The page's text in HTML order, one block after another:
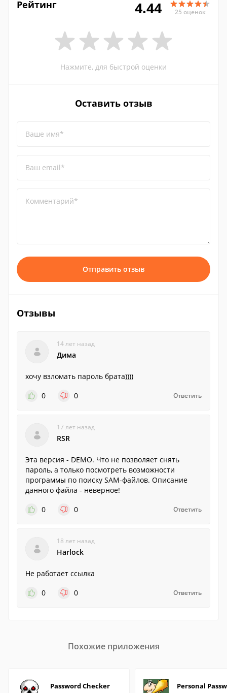
Рейтинг 4.44 25 оценок
Нажмите, для быстрой оценки
Оставить отзыв
Ваше имя*
Ваш email*
Комментарий*
Отправить отзыв
Отзывы
14 лет назад
Дима
хочу взломать пароль брата))))
0
0 Ответить
17 лет назад
RSR
Эта версия - DEMO. Что не позволяет снять
пароль, а только посмотреть возможности
программы по поиску SAM-файлов. Описание
данного файла - неверное!
0
0 Ответить
18 лет назад
Harlock
Не работает ссылка
0
0 Ответить
Похожие приложения
Password Checker Personal